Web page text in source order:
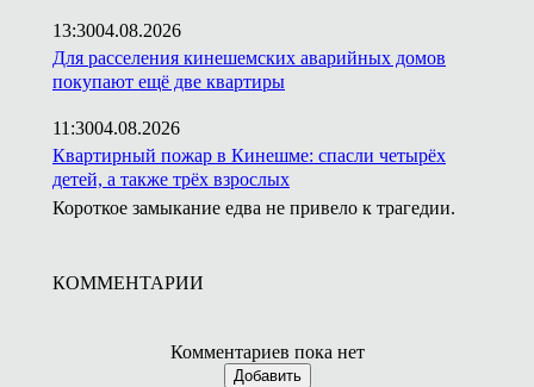
13:3004.08.2026
Для расселения кинешемских аварийных домов
покупают ещё две квартиры
11:3004.08.2026
Квартирный пожар в Кинешме: спасли четырёх
детей, а также трёх взрослых
Короткое замыкание едва не привело к трагедии.
КОММЕНТАРИИ
Комментариев пока нет
Добавить